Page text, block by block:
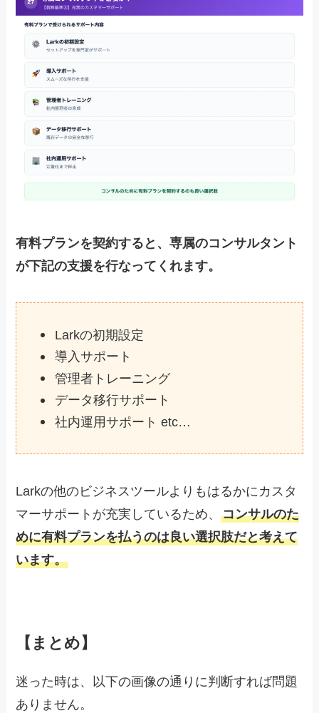
有料プランを契約すると、専属のコンサルタント
が下記の支援を行なってくれます。
Larkの初期設定
導入サポート
管理者トレーニング
データ移行サポート
社内運用サポート etc…
Larkの他のビジネスツールよりもはるかにカスタ
マーサポートが充実しているため、コンサルのた
めに有料プランを払うのは良い選択肢だと考えて
います。
【まとめ】
迷った時は、以下の画像の通りに判断すれば問題
ありません。